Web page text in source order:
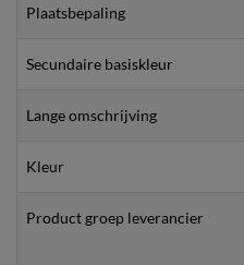
Plaatsbepaling
Secundaire basiskleur
Lange omschrijving
Kleur
Product groep leverancier